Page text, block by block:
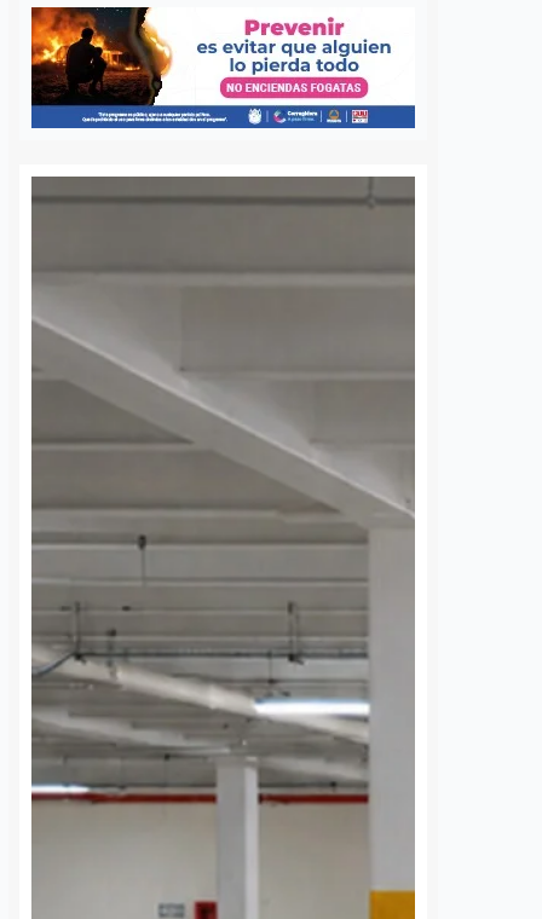
de la
en el
la Corregidora
la tercera edad
se encontraba en
Histórico de
ambulantes: “No
extorsiones para tomar
las calles”
Dulce Martinez 8 agosto, 2026
Querétaro, Felipe Fernando Macías,
advirtió que su administración no
comerciantes ambulantes intenten
presionar o extorsionar a las
autoridades para obtener espacios
en…
VER MÁS